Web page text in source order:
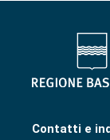
Contatti e